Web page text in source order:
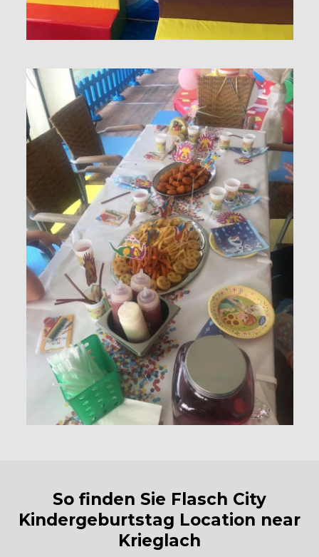
So finden Sie Flasch City
Kindergeburtstag Location near
Krieglach